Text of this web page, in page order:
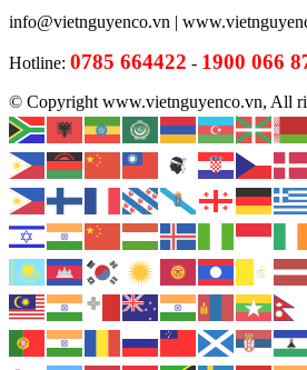
info@vietnguyenco.vn |
Hotline: 0785 664422 - 1900 066
© Copyright www.vietnguyenco.vn, All